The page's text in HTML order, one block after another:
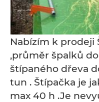
Nabízím k prodeji
,průměr špalků
štípaného dřeva
tun . Štípačka je
max 40 h .Je